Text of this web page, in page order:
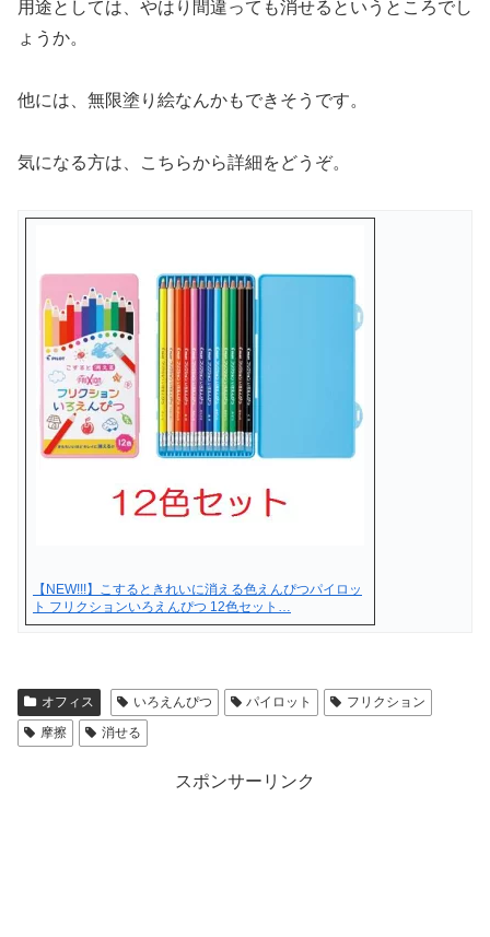
用途としては、やはり間違っても消せるというところでし
ょうか。
他には、無限塗り絵なんかもできそうです。
気になる方は、こちらから詳細をどうぞ。
【NEW!!!】こするときれいに消える色えんぴつパイロッ
ト フリクションいろえんぴつ 12色セット…
オフィス いろえんぴつ パイロット
フリクション
摩擦
消せる
スポンサーリンク